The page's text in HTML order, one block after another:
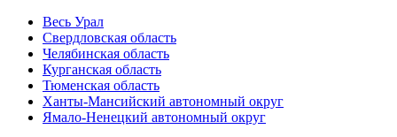
Весь Урал
Свердловская область
Челябинская область
Курганская область
Тюменская область
Ханты-Мансийский автономный округ
Ямало-Ненецкий автономный округ